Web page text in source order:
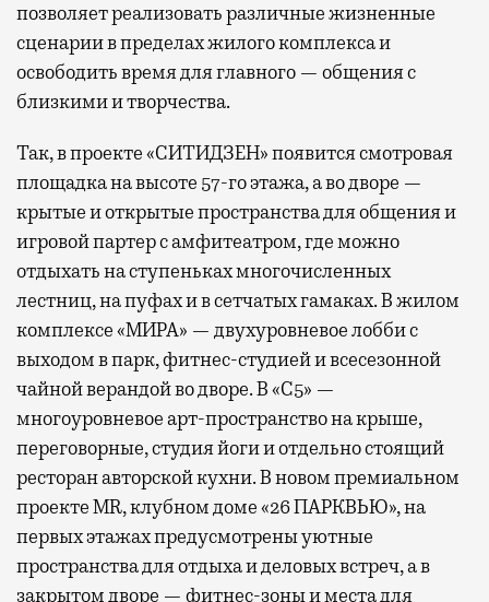
позволяет реализовать различные жизненные
сценарии в пределах жилого комплекса и
освободить время для главного — общения с
близкими и творчества.
Так, в проекте «СИТИДЗЕН» появится смотровая
площадка на высоте 57-го этажа, а во дворе —
крытые и открытые пространства для общения и
игровой партер с амфитеатром, где можно
отдыхать на ступеньках многочисленных
лестниц, на пуфах и в сетчатых гамаках. В жилом
комплексе «МИРА» — двухуровневое лобби с
выходом в парк, фитнес-студией и всесезонной
чайной верандой во дворе. В «С5» —
многоуровневое арт-пространство на крыше,
переговорные, студия йоги и отдельно стоящий
ресторан авторской кухни. В новом премиальном
проекте MR, клубном доме «26 ПАРКВЬЮ», на
первых этажах предусмотрены уютные
пространства для отдыха и деловых встреч, а в
закрытом дворе — фитнес-зоны и места для